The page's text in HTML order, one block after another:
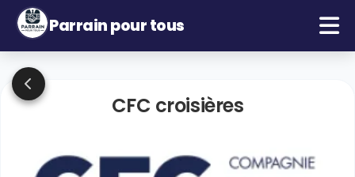
Parrain pour tous
CFC croisières